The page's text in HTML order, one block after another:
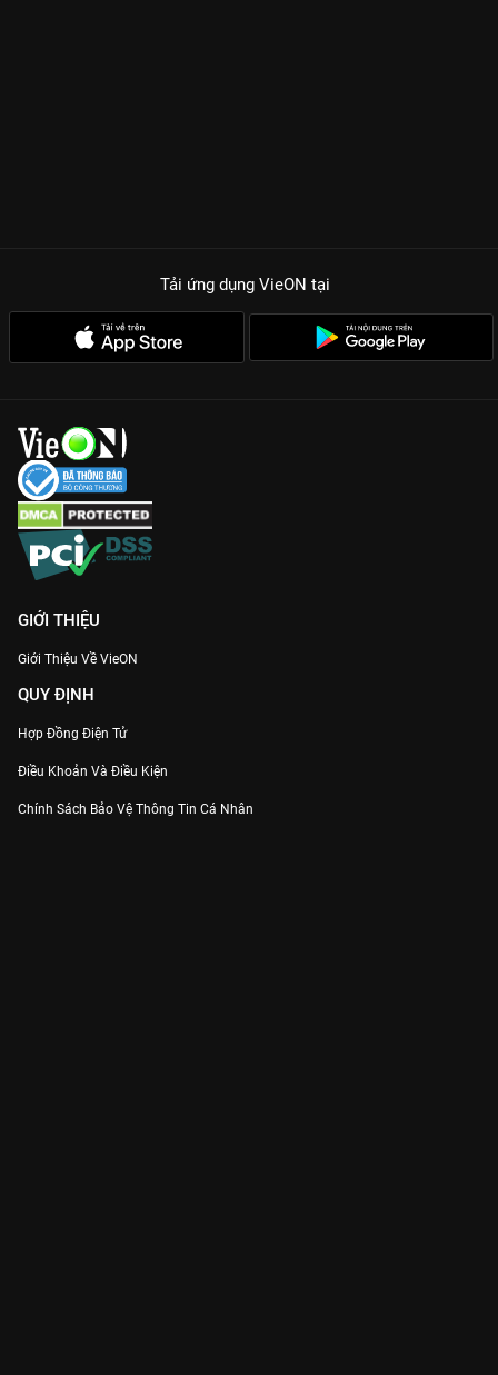
Tải ứng dụng VieON tại
GIỚI THIỆU
Giới Thiệu Về VieON
QUY ĐỊNH
Hợp Đồng Điện Tử
Điều Khoản Và Điều Kiện
Chính Sách Bảo Vệ Thông Tin Cá Nhân